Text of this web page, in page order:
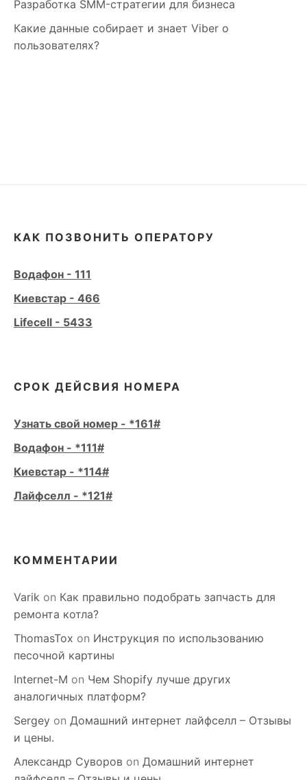
Разработка SMM-стратегии для бизнеса
Какие данные собирает и знает Viber о
пользователях?
КАК ПОЗВОНИТЬ ОПЕРАТОРУ
Водафон - 111
Киевстар - 466
Lifecell - 5433
СРОК ДЕЙСВИЯ НОМЕРА
Узнать свой номер - *161#
Водафон - *111#
Киевстар - *114#
Лайфселл - *121#
КОММЕНТАРИИ
Varik on Как правильно подобрать запчасть для
ремонта котла?
ThomasTox on Инструкция по использованию
песочной картины
Internet-M on Чем Shopify лучше других
аналогичных платформ?
Sergey on Домашний интернет лайфселл – Отзывы
и цены.
Александр Суворов on Домашний интернет